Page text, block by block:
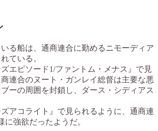
る船は、通商連合に勤めるニモーディア
ている。
ズエピソード1/ファントム・メナス』で見
連合のヌート・ガンレイ総督は主要な悪
ーの周囲を封鎖し、ダース・シディアス
ズアコライト』で見られるように、通商連
に強欲だったようだ。